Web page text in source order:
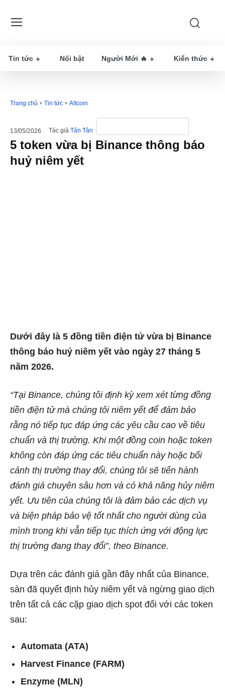
Tin tức Nổi bật Người Mới 🔥 Kiến thức
Trang chủ Tin tức Altcoin
13/05/2026 Tác giả Tân Tân
5 token vừa bị Binance thông báo
huỷ niêm yết
Dưới đây là 5 đồng tiền điện tử vừa bị Binance
thông báo huỷ niêm yết vào ngày 27 tháng 5
năm 2026.
“Tại Binance, chúng tôi định kỳ xem xét từng đồng
tiền điện tử mà chúng tôi niêm yết để đảm bảo
rằng nó tiếp tục đáp ứng các yêu cầu cao về tiêu
chuẩn và thị trường. Khi một đồng coin hoặc token
không còn đáp ứng các tiêu chuẩn này hoặc bối
cảnh thị trường thay đổi, chúng tôi sẽ tiến hành
đánh giá chuyên sâu hơn và có khả năng hủy niêm
yết. Ưu tiên của chúng tôi là đảm bảo các dịch vụ
và biện pháp bảo vệ tốt nhất cho người dùng của
mình trong khi vẫn tiếp tục thích ứng với động lực
thị trường đang thay đổi”, theo Binance.
Dựa trên các đánh giá gần đây nhất của Binance,
sàn đã quyết định hủy niêm yết và ngừng giao dịch
trên tất cả các cặp giao dịch spot đối với các token
sau:
Automata (ATA)
Harvest Finance (FARM)
Enzyme (MLN)